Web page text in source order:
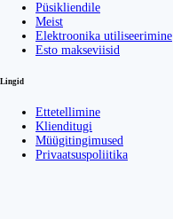
Püsikliendile
Meist
Elektroonika utiliseerimine
Esto makseviisid
Lingid
Ettetellimine
Klienditugi
Müügitingimused
Privaatsuspoliitika